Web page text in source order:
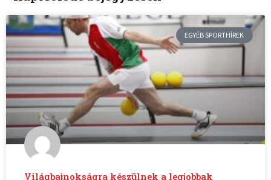
EGYÉB SPORTHÍREK
Világbajnokságra készülnek a legjobbak